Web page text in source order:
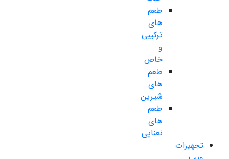
طعم
های
ترکیبی
و
خاص
طعم
های
شیرین
طعم
های
نعنایی
تجهیزات